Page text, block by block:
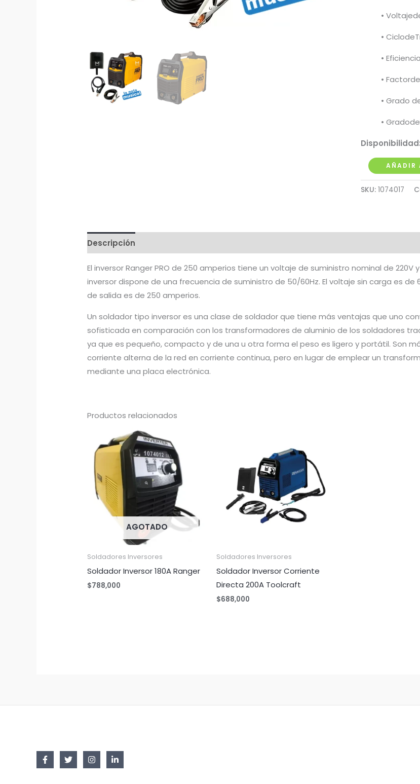
•
•
•
•
• Grado
•
Disponibilidad:
Soldador
Inversor
250A
cantidad
AÑADIR
SKU: 1074017
Descripción
El inversor Ranger PRO de 250 amperios tiene un voltaje de suministro nominal de
inversor dispone de una frecuencia de suministro de 50/60Hz. El voltaje sin carga es de
de salida es de 250 amperios.
Un soldador tipo inversor es una clase de soldador que tiene más ventajas que uno
sofisticada en comparación con los transformadores de aluminio de los soldadores
ya que es pequeño, compacto y de una u otra forma el peso es ligero y portátil. Son
corriente alterna de la red en corriente continua, pero en lugar de emplear un
mediante una placa electrónica.
Productos relacionados
AGOTADO
Soldadores Inversores
Soldador Inversor 180A Ranger
$788,000
Soldadores Inversores
Soldador Inversor Corriente
Directa 200A Toolcraft
$688,000